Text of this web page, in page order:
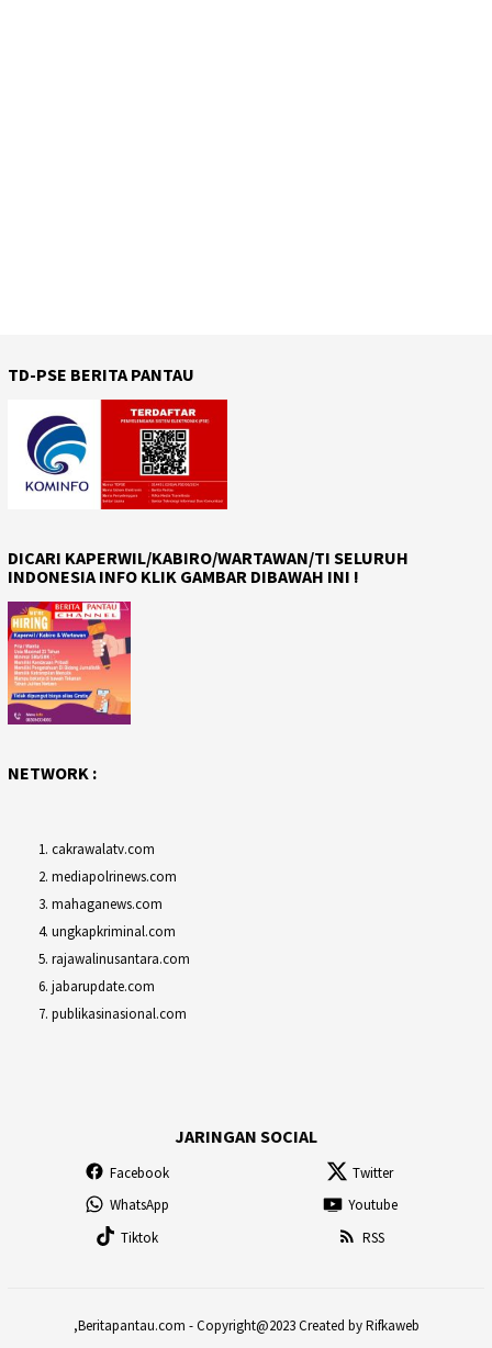
TD-PSE BERITA PANTAU
DICARI KAPERWIL/KABIRO/WARTAWAN/TI SELURUH
INDONESIA INFO KLIK GAMBAR DIBAWAH INI !
NETWORK :
cakrawalatv.com
mediapolrinews.com
mahaganews.com
ungkapkriminal.com
rajawalinusantara.com
jabarupdate.com
publikasinasional.com
JARINGAN SOCIAL
Facebook
Twitter
WhatsApp
Youtube
Tiktok
RSS
,Beritapantau.com - Copyright@2023 Created by Rifkaweb